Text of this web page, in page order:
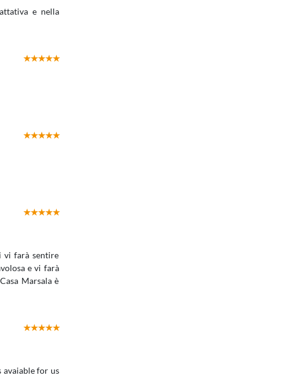
e nella
vi farà sentire
e vi farà
Marsala è
avaiable for us